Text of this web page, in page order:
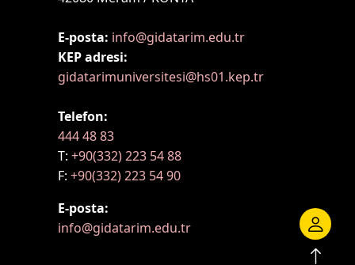
E-posta: info@gidatarim.edu.tr
KEP adresi:
gidatarimuniversitesi@hs01.kep.tr
Telefon:
444 48 83
T: +90(332) 223 54 88
F: +90(332) 223 54 90
E-posta:
info@gidatarim.edu.tr